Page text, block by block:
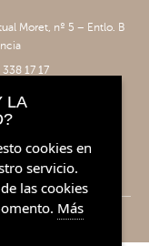
Moret, nº 5 – Entlo. B
17 17
LA
cookies en
servicio.
las cookies
Más